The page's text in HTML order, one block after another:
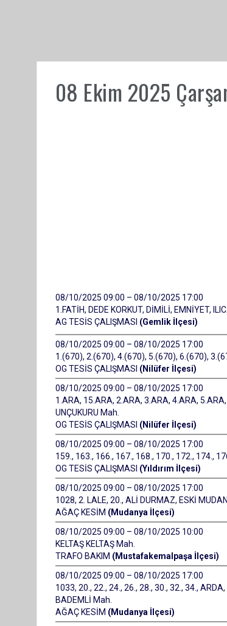
08 Ekim 2025
08/10/2025 09:00 – 08/10/2025 17:00
1.FATİH, DEDE KORKUT, DİMİLİ, EMNİYET,
AG TESİS ÇALIŞMASI (Gemlik İlçesi)
08/10/2025 09:00 – 08/10/2025 17:00
1.(670), 2.(670), 4.(670), 5.(670), 6.(670),
OG TESİS ÇALIŞMASI (Nilüfer İlçesi)
08/10/2025 09:00 – 08/10/2025 17:00
1.ARA, 15.ARA, 2.ARA, 3.ARA, 4.ARA,
UNÇUKURU Mah.
OG TESİS ÇALIŞMASI (Nilüfer İlçesi)
08/10/2025 09:00 – 08/10/2025 17:00
159., 163., 166., 167., 168., 170., 172., 174.,
OG TESİS ÇALIŞMASI (Yıldırım İlçesi)
08/10/2025 09:00 – 08/10/2025 17:00
1028, 2. LALE, 20., ALİ DURMAZ, ESKİ
AĞAÇ KESİM (Mudanya İlçesi)
08/10/2025 09:00 – 08/10/2025 10:00
KELTAŞ KELTAŞ Mah.
TRAFO BAKIM (Mustafakemalpaşa İlçesi)
08/10/2025 09:00 – 08/10/2025 17:00
1033, 20., 22., 24., 26., 28., 30., 32., 34.,
BADEMLİ Mah.
AĞAÇ KESİM (Mudanya İlçesi)